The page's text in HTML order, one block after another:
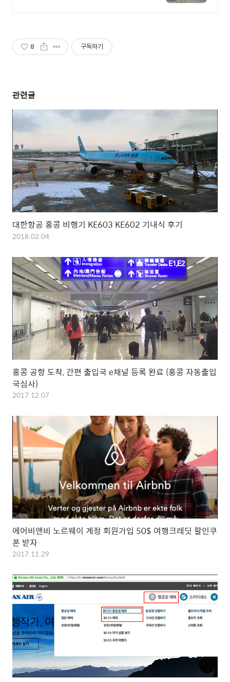
8 구독하기
관련글
대한항공 홍콩 비행기 KE603 KE602 기내식 후기
2018.02.04
홍콩 공항 도착, 간편 출입국 e채널 등록 완료 (홍콩 자동출입
국심사)
2017.12.07
에어비앤비 노르웨이 계정 회원가입 50$ 여행크레딧 할인쿠
폰 받자
2017.11.29